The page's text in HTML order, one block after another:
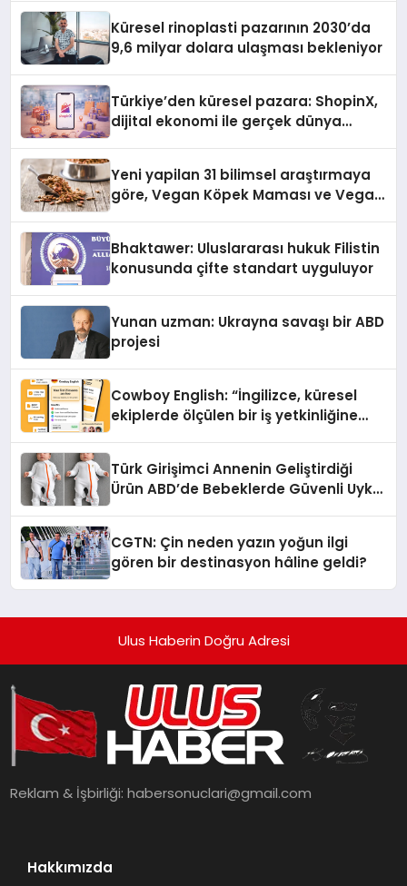
Küresel rinoplasti pazarının 2030’da
9,6 milyar dolara ulaşması bekleniyor
Türkiye’den küresel pazara: ShopinX,
dijital ekonomi ile gerçek dünya
Yeni yapilan 31 bilimsel araştırmaya
göre, Vegan Köpek Maması ve Vegan
Bhaktawer: Uluslararası hukuk Filistin
konusunda çifte standart uyguluyor
Yunan uzman: Ukrayna savaşı bir ABD
projesi
Cowboy English: “İngilizce, küresel
ekiplerde ölçülen bir iş yetkinliğine
Türk Girişimci Annenin Geliştirdiği
Ürün ABD’de Bebeklerde Güvenli Uyku
CGTN: Çin neden yazın yoğun ilgi
gören bir destinasyon hâline geldi?
Ulus Haberin Doğru Adresi
Reklam & İşbirliği:habersonuclari@gmail.com
Hakkımızda